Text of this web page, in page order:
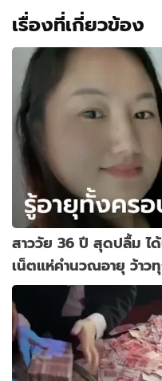
เรื่องที่เกี่ยวข้อง
สาววัย 36 ปี สุดปลื้ม ไ
เน็ตแห่คำนวณอายุ ว้าว